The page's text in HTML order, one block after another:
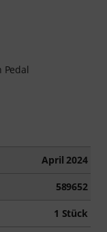
April 2024
589652
1 Stück